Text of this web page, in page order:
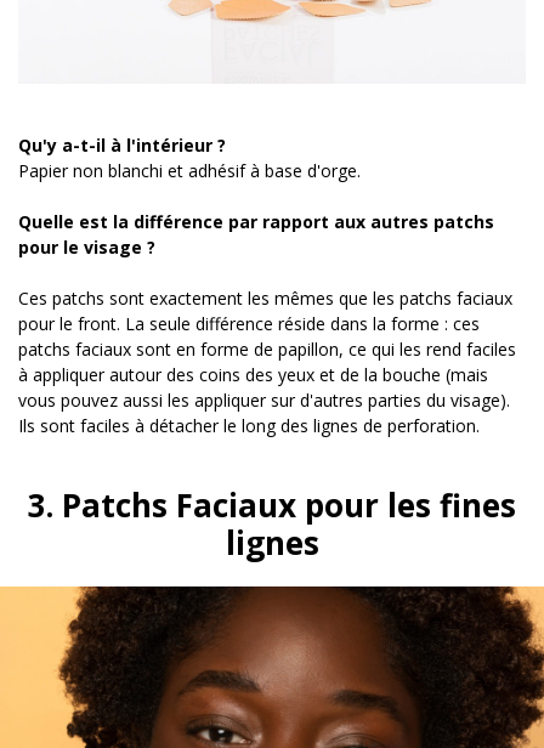
Qu'y a-t-il à l'intérieur ?
Papier non blanchi et adhésif à base d'orge.
Quelle est la différence par rapport aux autres patchs
pour le visage ?
Ces patchs sont exactement les mêmes que les patchs faciaux
pour le front. La seule différence réside dans la forme : ces
patchs faciaux sont en forme de papillon, ce qui les rend faciles
à appliquer autour des coins des yeux et de la bouche (mais
vous pouvez aussi les appliquer sur d'autres parties du visage).
Ils sont faciles à détacher le long des lignes de perforation.
3. Patchs Faciaux pour les fines
lignes